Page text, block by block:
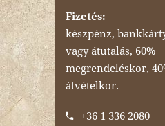
Fizetés:
készpénz,
vagy átutalás, 60%
megrendeléskor,
átvételkor.
+36 1 336 2080